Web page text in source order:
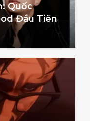
Quốc
Đầu Tiên